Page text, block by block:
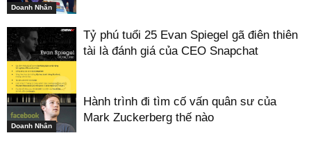
Doanh Nhân
Doanh Nhân
Tỷ phú tuổi 25 Evan Spiegel gã điên thiên
tài là đánh giá của CEO Snapchat
Doanh Nhân
Hành trình đi tìm cố vấn quân sư của
Mark Zuckerberg thế nào